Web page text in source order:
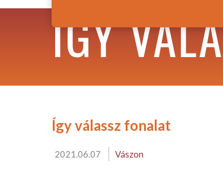
ÍGY
Így válassz fonalat
2021.06.07 Vászon